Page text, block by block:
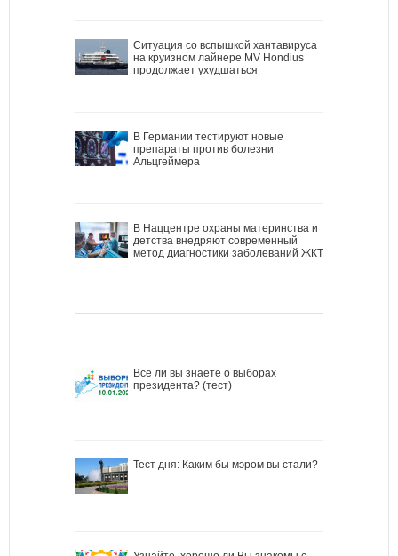
Ситуация со вспышкой хантавируса
на круизном лайнере MV Hondius
продолжает ухудшаться
В Германии тестируют новые
препараты против болезни
Альцгеймера
В Наццентре охраны материнства и
детства внедряют современный
метод диагностики заболеваний ЖКТ
Все ли вы знаете о выборах
президента? (тест)
Тест дня: Каким бы мэром вы стали?